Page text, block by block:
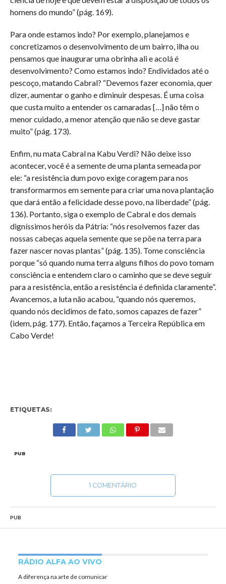
homens do mundo” (pág. 169).
Para onde estamos indo? Por exemplo, planejamos e
concretizamos o desenvolvimento de um bairro, ilha ou
pensamos que inaugurar uma obrinha ali e acolá é
desenvolvimento? Como estamos indo? Endividados até o
pescoço, matando Cabral? “Devemos fazer economia, quer
dizer, aumentar o ganho e diminuir despesas. É uma coisa
que custa muito a entender os camaradas […] não têm o
menor cuidado, a menor atenção que não se deve gastar
muito” (pág. 173).
Enfim, nu mata Cabral na Kabu Verdi? Não deixe isso
acontecer, você é a semente de uma planta semeada por
ele: “a resistência dum povo exige coragem para nos
transformarmos em semente para criar uma nova plantação
que dará então a felicidade desse povo, na liberdade” (pág.
136). Portanto, siga o exemplo de Cabral e dos demais
digníssimos heróis da Pátria: “nós resolvemos fazer das
nossas cabeças aquela semente que se põe na terra para
fazer nascer novas plantas” (pág. 135). Tome consciência
porque “só quando numa terra alguns filhos do povo tomam
consciência e entendem claro o caminho que se deve seguir
para a resistência, então a resistência é definida claramente”.
Avancemos, a luta não acabou, “quando nós queremos,
quando nós decidimos de fato, somos capazes de fazer”
(idem, pág. 177). Então, façamos a Terceira República em
Cabo Verde!
ETIQUETAS:
PUB
1 COMENTÁRIO
PUB
RÁDIO ALFA AO VIVO
A diferença na arte de comunicar